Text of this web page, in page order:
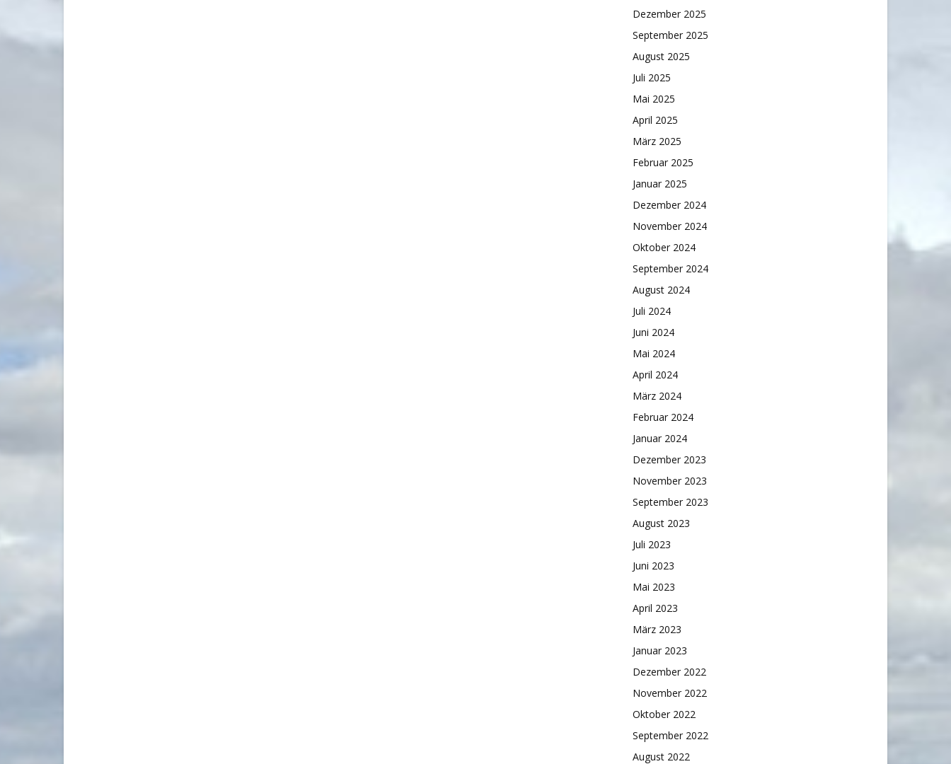
Dezember 2025
September 2025
August 2025
Juli 2025
Mai 2025
April 2025
März 2025
Februar 2025
Januar 2025
Dezember 2024
November 2024
Oktober 2024
September 2024
August 2024
Juli 2024
Juni 2024
Mai 2024
April 2024
März 2024
Februar 2024
Januar 2024
Dezember 2023
November 2023
September 2023
August 2023
Juli 2023
Juni 2023
Mai 2023
April 2023
März 2023
Januar 2023
Dezember 2022
November 2022
Oktober 2022
September 2022
August 2022